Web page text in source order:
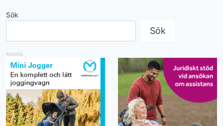
Sök
Sök
ANNONS